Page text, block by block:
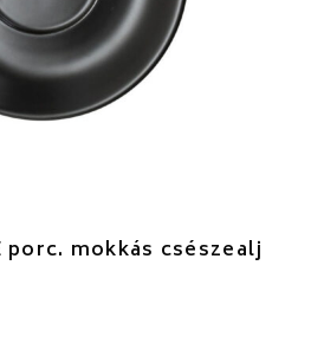
porc. mokkás csészealj